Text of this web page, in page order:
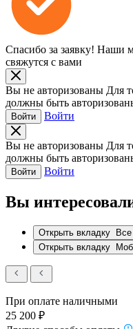
Спасибо за заявку! Наши
свяжутся с вами
Вы не авторизованы Для
должны быть
Войти Войти
Вы не авторизованы Для
должны быть
Войти Войти
Вы
Открыть вкладку
Все
Открыть вкладку
При оплате наличными
25 200 ₽